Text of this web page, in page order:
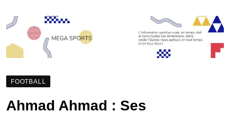
FOOTBALL
Ahmad Ahmad : Ses